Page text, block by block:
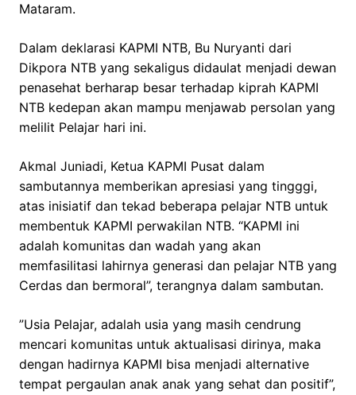
Mataram.
Dalam deklarasi KAPMI NTB, Bu Nuryanti dari
Dikpora NTB yang sekaligus didaulat menjadi dewan
penasehat berharap besar terhadap kiprah KAPMI
NTB kedepan akan mampu menjawab persolan yang
melilit Pelajar hari ini.
Akmal Juniadi, Ketua KAPMI Pusat dalam
sambutannya memberikan apresiasi yang tingggi,
atas inisiatif dan tekad beberapa pelajar NTB untuk
membentuk KAPMI perwakilan NTB. “KAPMI ini
adalah komunitas dan wadah yang akan
memfasilitasi lahirnya generasi dan pelajar NTB yang
Cerdas dan bermoral”, terangnya dalam sambutan.
”Usia Pelajar, adalah usia yang masih cendrung
mencari komunitas untuk aktualisasi dirinya, maka
dengan hadirnya KAPMI bisa menjadi alternative
tempat pergaulan anak anak yang sehat dan positif”,